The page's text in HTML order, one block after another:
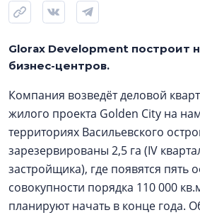
Glorax Development построит
бизнес-центров.
Компания возведёт деловой
жилого проекта Golden City на
территориях Васильевского
зарезервированы 2,5 га (IV
застройщика), где появятся пять
совокупности порядка 110 000
планируют начать в конце года.